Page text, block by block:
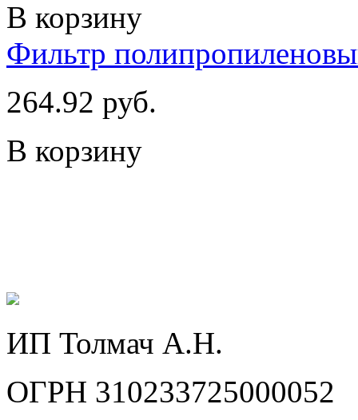
В корзину
Фильтр
264.92 руб.
В корзину
ИП Толмач А.Н.
ОГРН 310233725000052